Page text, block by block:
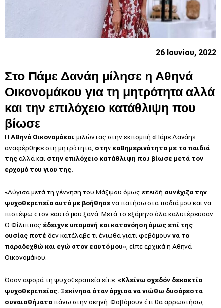
26 Ιουνίου, 2022
Στο Πάμε Δανάη μίλησε η Αθηνά
Οικονομάκου για τη μητρότητα αλλά
και την επιλόχειο κατάθλιψη που
βίωσε
Η Αθηνά Οικονομάκου μιλώντας στην εκπομπή «Πάμε Δανάη»
αναφέρθηκε στη μητρότητα, στην καθημερινότητα με τα παιδιά
τηςαλλά και στην επιλόχειο κατάθλιψη που βίωσε μετά τον
ερχομό του γιου της.
«Λύγισα μετά τη γέννηση του Μάξιμου όμως επειδή συνέχιζα την
ψυχοθεραπεία αυτό με βοήθησενα πατήσω στα ποδιά μου και να
πιστέψω στον εαυτό μου ξανά. Μετά το εξάμηνο όλα καλυτέρευσαν.
Ο Φίλιππος έδειχνε υπομονή και κατανόηση όμως επί της
ουσίας ποτέδεν κατάλαβε τι ένιωθα γιατί φοβόμουννα το
παραδεχθώ και εγώ στον εαυτό μου», είπε αρχικά η Αθηνά
Οικονομάκου.
Όσον αφορά τη ψυχοθεραπεία είπε: «Κλείνω σχεδόν δεκαετία
ψυχοθεραπείας. Ξεκίνησα όταν άρχισα να νιώθω δυσάρεστα
συναισθήματαπάνω στην σκηνή. Φοβόμουν ότι θα αρρωστήσω,